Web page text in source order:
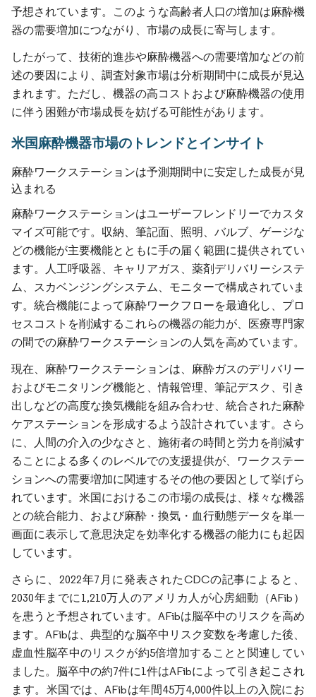
予想されています。このような高齢者人口の増加は麻酔機
器の需要増加につながり、市場の成長に寄与します。
したがって、技術的進歩や麻酔機器への需要増加などの前
述の要因により、調査対象市場は分析期間中に成長が見込
まれます。ただし、機器の高コストおよび麻酔機器の使用
に伴う困難が市場成長を妨げる可能性があります。
米国麻酔機器市場のトレンドとインサイト
麻酔ワークステーションは予測期間中に安定した成長が見
込まれる
麻酔ワークステーションはユーザーフレンドリーでカスタ
マイズ可能です。収納、筆記面、照明、バルブ、ゲージな
どの機能が主要機能とともに手の届く範囲に提供されてい
ます。人工呼吸器、キャリアガス、薬剤デリバリーシステ
ム、スカベンジングシステム、モニターで構成されていま
す。統合機能によって麻酔ワークフローを最適化し、プロ
セスコストを削減するこれらの機器の能力が、医療専門家
の間での麻酔ワークステーションの人気を高めています。
現在、麻酔ワークステーションは、麻酔ガスのデリバリー
およびモニタリング機能と、情報管理、筆記デスク、引き
出しなどの高度な換気機能を組み合わせ、統合された麻酔
ケアステーションを形成するよう設計されています。さら
に、人間の介入の少なさと、施術者の時間と労力を削減す
ることによる多くのレベルでの支援提供が、ワークステー
ションへの需要増加に関連するその他の要因として挙げら
れています。米国におけるこの市場の成長は、様々な機器
との統合能力、および麻酔・換気・血行動態データを単一
画面に表示して意思決定を効率化する機器の能力にも起因
しています。
さらに、2022年7月に発表されたCDCの記事によると、
2030年までに1,210万人のアメリカ人が心房細動（AFib）
を患うと予想されています。AFibは脳卒中のリスクを高め
ます。AFibは、典型的な脳卒中リスク変数を考慮した後、
虚血性脳卒中のリスクが約5倍増加することと関連してい
ました。脳卒中の約7件に1件はAFibによって引き起こされ
ます。米国では、AFibは年間45万4,000件以上の入院にお